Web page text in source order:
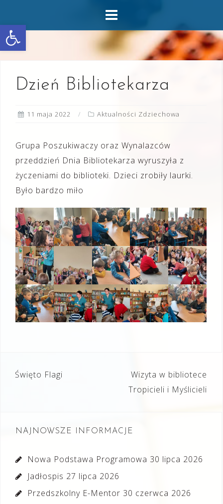
Otwórz pasek narzędzi
content
Dzień Bibliotekarza
11 maja 2022 Aktualności Zdziechowa
Grupa Poszukiwaczy oraz Wynalazców
przeddzień Dnia Bibliotekarza wyruszyła z
życzeniami do biblioteki. Dzieci zrobiły laurki.
Było bardzo miło
Nawigacja
Święto Flagi
Wizyta w bibliotece
Tropicieli i Myślicieli
NAJNOWSZE INFORMACJE
Nowa Podstawa Programowa 30 lipca 2026
Jadłospis 27 lipca 2026
Przedszkolny E-Mentor 30 czerwca 2026